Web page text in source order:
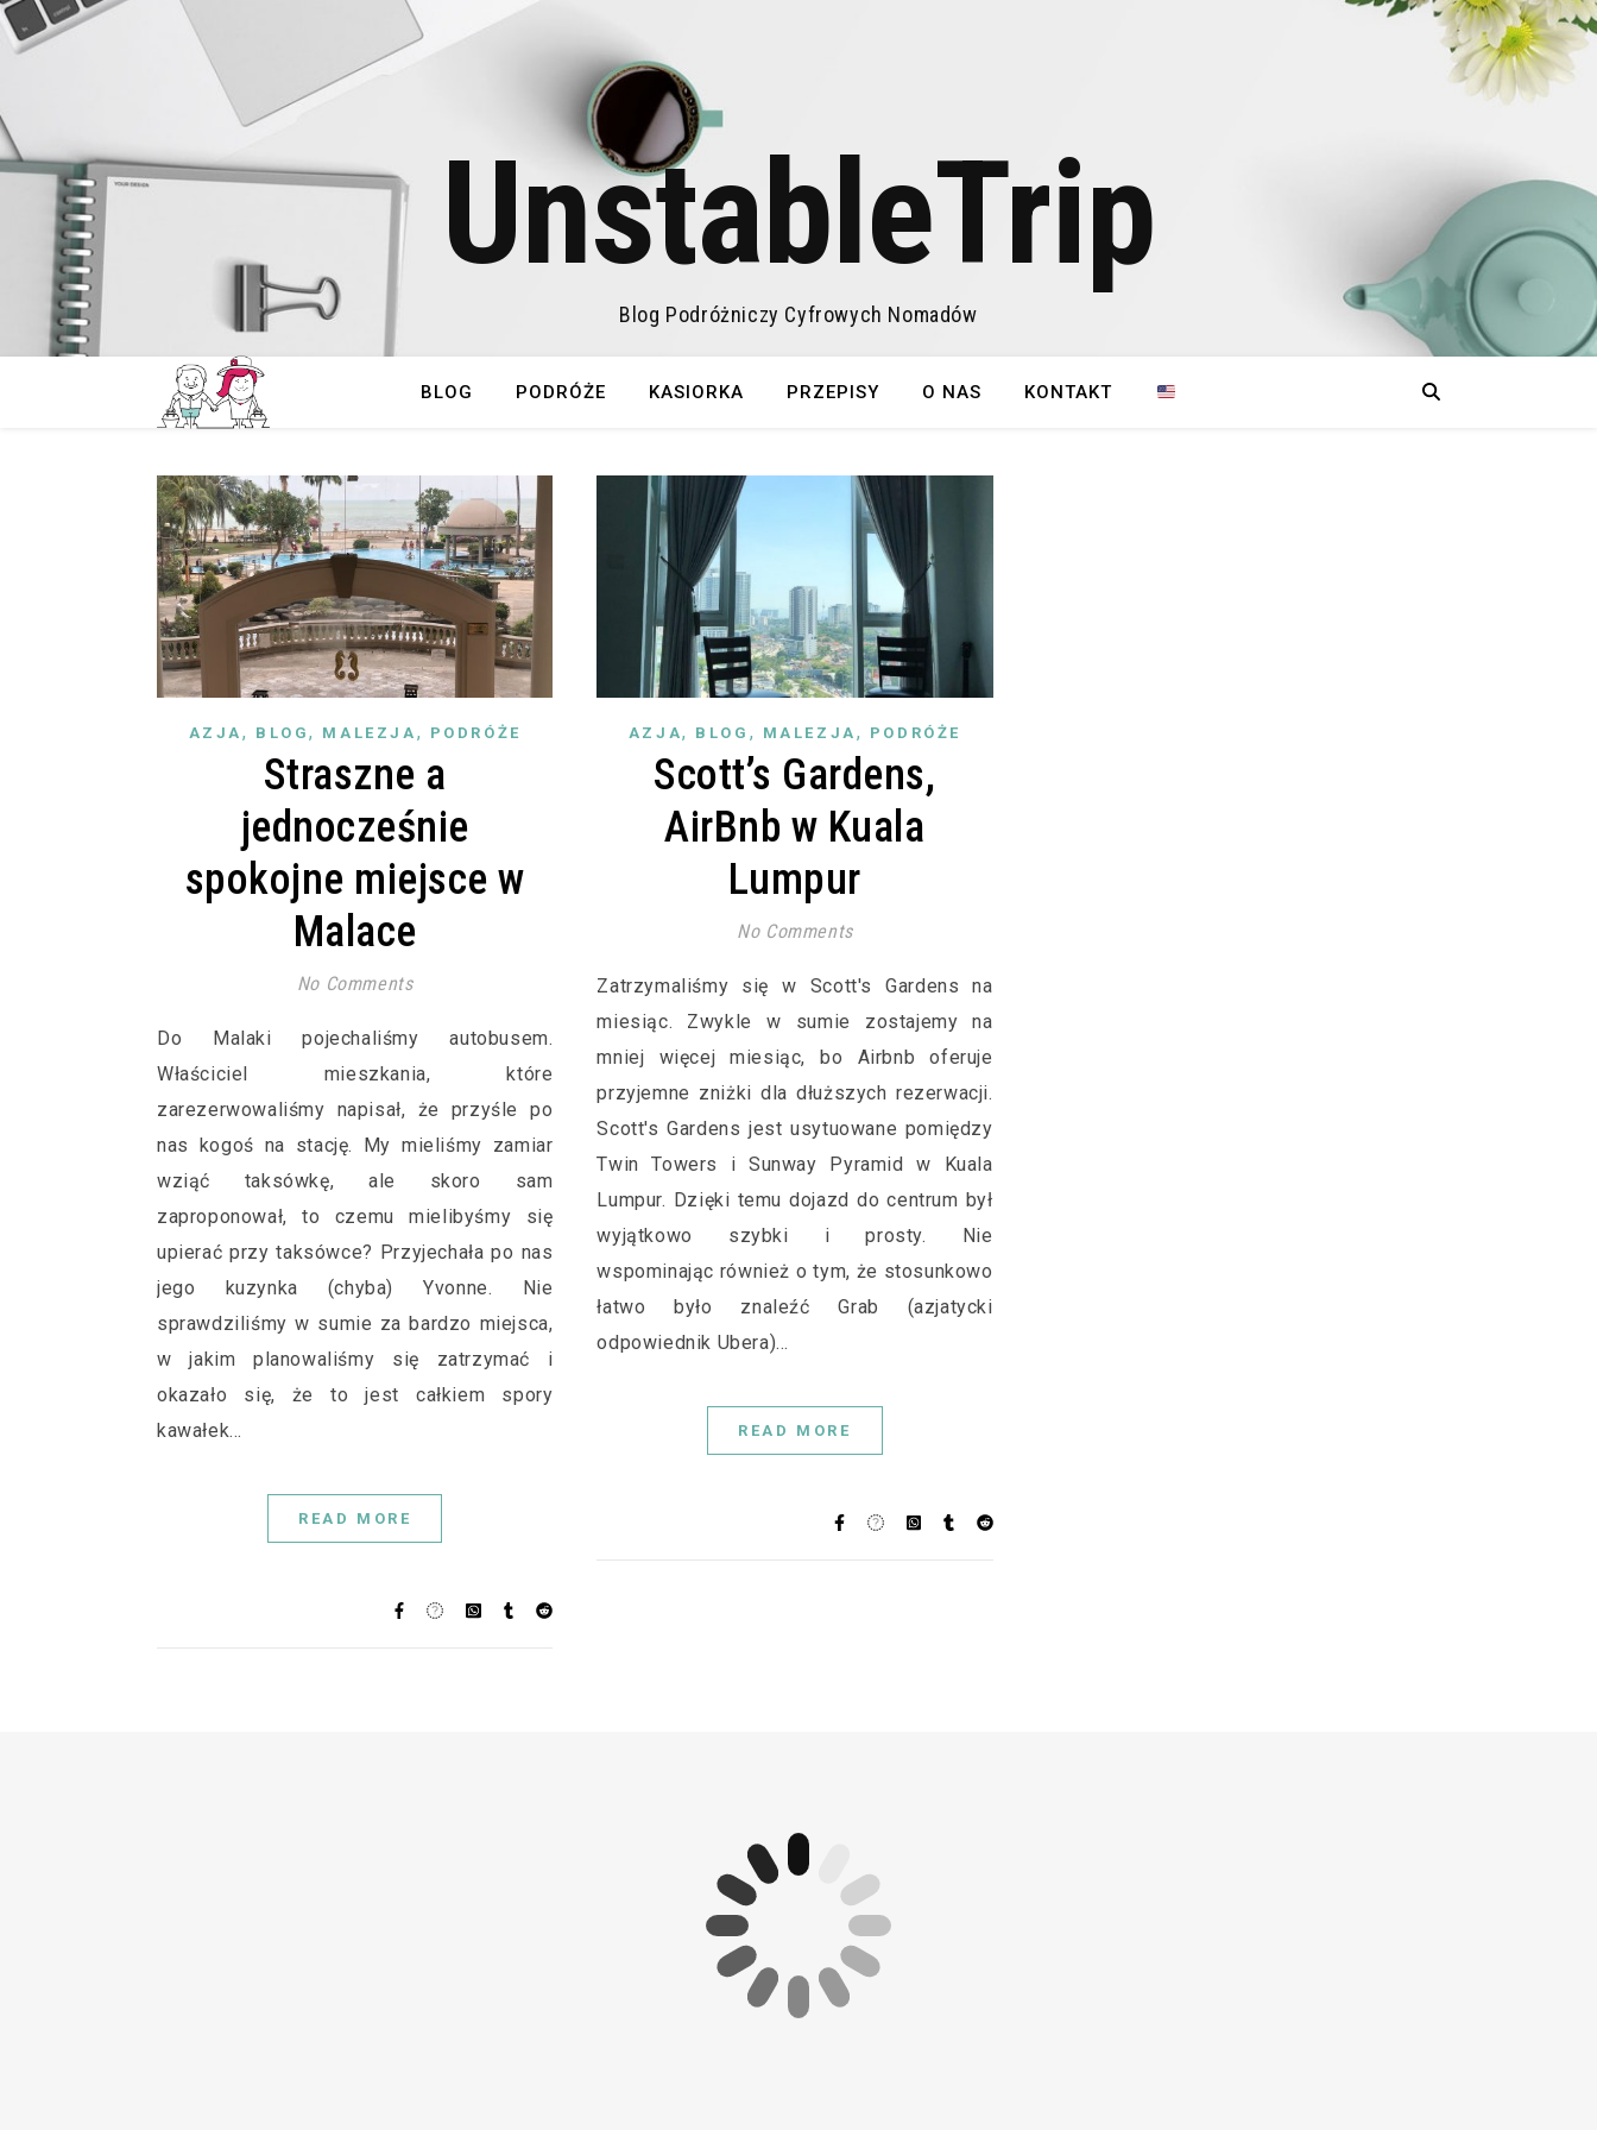
UnstableTrip
Blog Podróżniczy Cyfrowych Nomadów
BLOG PODRÓŻE KASIORKA PRZEPISY O NAS KONTAKT
AZJA , BLOG, MALEZJA , PODRÓŻE
Straszne a
jednocześnie
spokojne miejsce w
Malace
No Comments
Do Malaki pojechaliśmy autobusem.
Właściciel mieszkania, które
zarezerwowaliśmy napisał, że przyśle po
nas kogoś na stację. My mieliśmy zamiar
wziąć taksówkę, ale skoro sam
zaproponował, to czemu mielibyśmy się
upierać przy taksówce? Przyjechała po nas
jego kuzynka (chyba) Yvonne. Nie
sprawdziliśmy w sumie za bardzo miejsca,
w jakim planowaliśmy się zatrzymać i
okazało się, że to jest całkiem spory
kawałek…
READ MORE
AZJA, BLOG , MALEZJA , PODRÓŻE
Scott’s Gardens,
AirBnb w Kuala
Lumpur
No Comments
Zatrzymaliśmy się w Scott's Gardens na
miesiąc. Zwykle w sumie zostajemy na
mniej więcej miesiąc, bo Airbnb oferuje
przyjemne zniżki dla dłuższych rezerwacji.
Scott's Gardens jest usytuowane pomiędzy
Twin Towers i Sunway Pyramid w Kuala
Lumpur. Dzięki temu dojazd do centrum był
wyjątkowo szybki i prosty. Nie
wspominając również o tym, że stosunkowo
łatwo było znaleźć Grab (azjatycki
odpowiednik Ubera)…
READ MORE